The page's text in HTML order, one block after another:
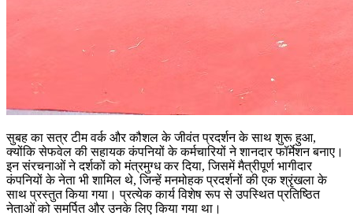
सुबह का सत्र टीम वर्क और कौशल के जीवंत प्रदर्शन के साथ शुरू हुआ,
क्योंकि सेफवेल की सहायक कंपनियों के कर्मचारियों ने शानदार फॉर्मेशन बनाए।
इन संरचनाओं ने दर्शकों को मंत्रमुग्ध कर दिया, जिसमें मैत्रीपूर्ण भागीदार
कंपनियों के नेता भी शामिल थे, जिन्हें मनमोहक प्रदर्शनों की एक श्रृंखला के
साथ प्रस्तुत किया गया। प्रत्येक कार्य विशेष रूप से उपस्थित प्रतिष्ठित
नेताओं को समर्पित और उनके लिए किया गया था।